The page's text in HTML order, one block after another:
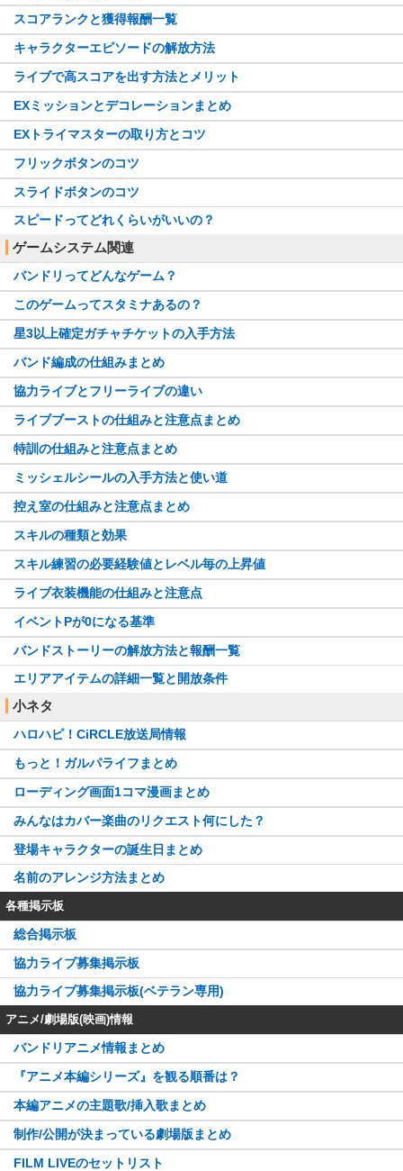
スコアランクと獲得報酬一覧
キャラクターエピソードの解放方法
ライブで高スコアを出す方法とメリット
EXミッションとデコレーションまとめ
EXトライマスターの取り方とコツ
フリックボタンのコツ
スライドボタンのコツ
スピードってどれくらいがいいの？
ゲームシステム関連
バンドリってどんなゲーム？
このゲームってスタミナあるの？
星3以上確定ガチャチケットの入手方法
バンド編成の仕組みまとめ
協力ライブとフリーライブの違い
ライブブーストの仕組みと注意点まとめ
特訓の仕組みと注意点まとめ
ミッシェルシールの入手方法と使い道
控え室の仕組みと注意点まとめ
スキルの種類と効果
スキル練習の必要経験値とレベル毎の上昇値
ライブ衣装機能の仕組みと注意点
イベントPが0になる基準
バンドストーリーの解放方法と報酬一覧
エリアアイテムの詳細一覧と開放条件
小ネタ
ハロハピ！CiRCLE放送局情報
もっと！ガルパライフまとめ
ローディング画面1コマ漫画まとめ
みんなはカバー楽曲のリクエスト何にした？
登場キャラクターの誕生日まとめ
名前のアレンジ方法まとめ
各種掲示板
総合掲示板
協力ライブ募集掲示板
協力ライブ募集掲示板(ベテラン専用)
アニメ/劇場版(映画)情報
バンドリアニメ情報まとめ
『アニメ本編シリーズ』を観る順番は？
本編アニメの主題歌/挿入歌まとめ
制作/公開が決まっている劇場版まとめ
FILM LIVEのセットリスト